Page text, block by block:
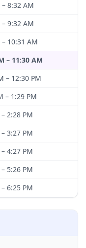
– 8:32 AM
– 9:32 AM
– 10:31 AM
– 11:30 AM
– 12:30 PM
– 1:29 PM
– 2:28 PM
– 3:27 PM
– 4:27 PM
– 5:26 PM
– 6:25 PM